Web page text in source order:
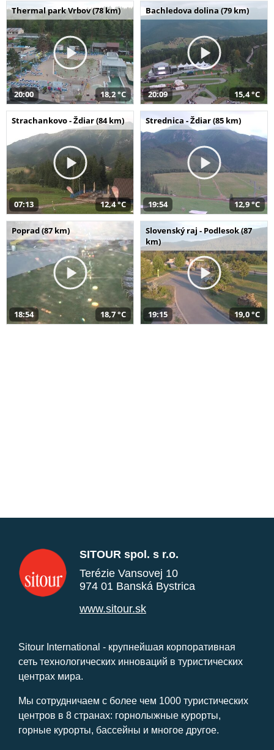
Thermal park Vrbov (78 km)
20:00 18,2 °C
Bachledova dolina (79 km)
20:09 15,4 °C
Strachankovo - Ždiar (84 km)
07:13 12,4 °C
Strednica - Ždiar (85 km)
19:54 12,9 °C
Poprad (87 km)
18:54 18,7 °C
Slovenský raj - Podlesok (87
km)
19:15 19,0 °C
SITOUR spol. s r.o.
Terézie Vansovej 10
974 01 Banská Bystrica
www.sitour.sk
Sitour International - крупнейшая корпоративная
сеть технологических инноваций в туристических
центрах мира.
Мы сотрудничаем с более чем 1000 туристических
центров в 8 странах: горнолыжные курорты,
горные курорты, бассейны и многое другое.